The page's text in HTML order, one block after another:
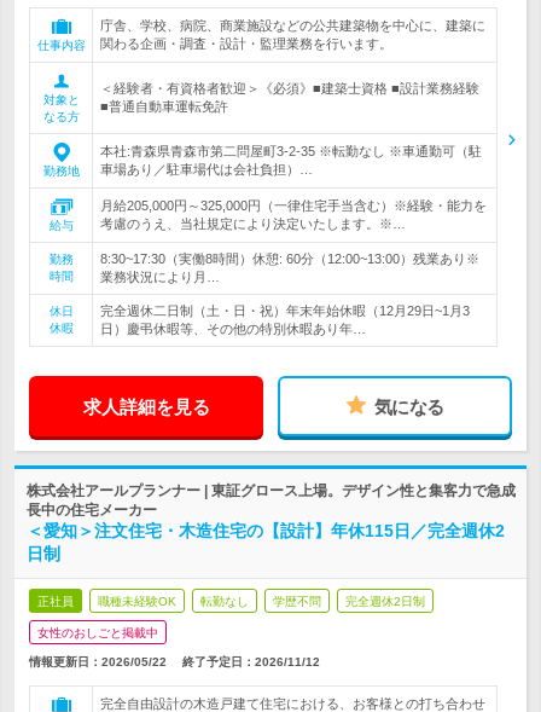
仕事内容
庁舎、学校、病院、商業施設などの公共建築物を中心に、建築に
関わる企画・調査・設計・監理業務を行います。
対象と
なる方
＜経験者・有資格者歓迎＞《必須》■建築士資格 ■設計業務経験
■普通自動車運転免許
勤務地
本社:青森県青森市第二問屋町3-2-35 ※転勤なし ※車通勤可（駐
車場あり／駐車場代は会社負担）…
給与
月給205,000円～325,000円（一律住宅手当含む）※経験・能力を
考慮のうえ、当社規定により決定いたします。※…
勤務
時間
8:30~17:30（実働8時間）休憩: 60分（12:00~13:00）残業あり※
業務状況により月…
休日
休暇
完全週休二日制（土・日・祝）年末年始休暇（12月29日~1月3
日）慶弔休暇等、その他の特別休暇あり年…
求人詳細を見る 気になる
株式会社アールプランナー | 東証グロース上場。デザイン性と集客力で急成
長中の住宅メーカー
＜愛知＞注文住宅・木造住宅の【設計】年休115日／完全週休2
日制
正社員 職種未経験OK 転勤なし 学歴不問 完全週休2日制
女性のおしごと掲載中
情報更新日：2026/05/22 終了予定日： 2026/11/12
完全自由設計の木造戸建て住宅における、お客様との打ち合わせ